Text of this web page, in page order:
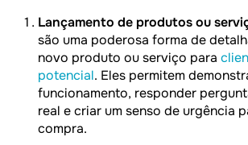
Lançamento de produtos ou
são uma poderosa forma de
novo produto ou serviço para
potencial. Eles permitem
funcionamento, responder
real e criar um senso de urgência
compra.